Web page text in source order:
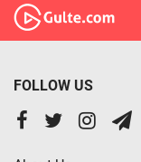
FOLLOW US